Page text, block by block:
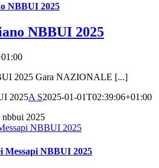
NBBUI 2025
NBBUI 2025
2025 Gara NAZIONALE [...]
2025A S2025-01-01T02:39:06+01:00
NBBUI 2025
Messapi NBBUI 2025